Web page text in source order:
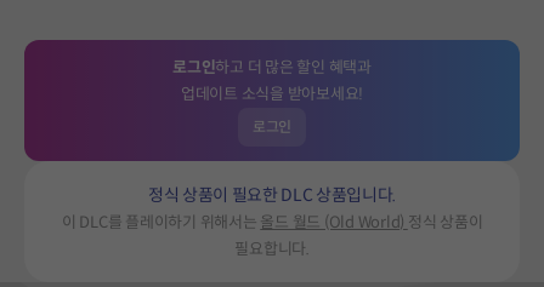
로그인하고 더 많은 할인 혜택과
업데이트 소식을 받아보세요!
로그인
정식 상품이 필요한 DLC 상품입니다.
이 DLC를 플레이하기 위해서는 올드 월드 (Old World) 정식 상품이
필요합니다.